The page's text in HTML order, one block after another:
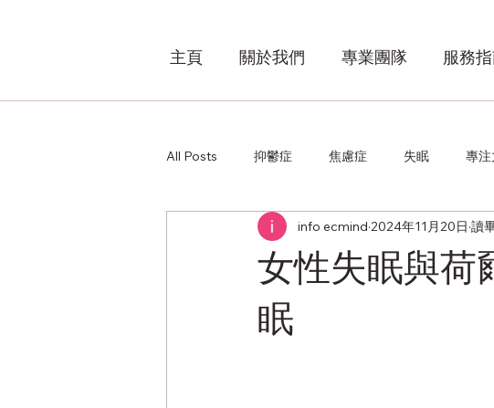
主頁 關於我們 專業團隊 服務
All Posts 抑鬱症 焦慮症 失眠 專
女性失眠與荷
眠
info ecmind 2024年11月20日 讀